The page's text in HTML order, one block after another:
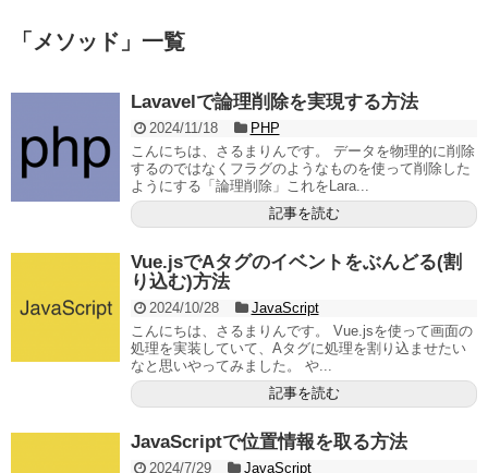
「 メソッド 」 一覧
Lavavelで論理削除を実現する方法
2024/11/18
PHP
こんにちは、さるまりんです。 データを物理的に削除
するのではなくフラグのようなものを使って削除した
ようにする「論理削除」これをLara...
記事を読む
Vue.jsでAタグのイベントをぶんどる(割
り込む)方法
2024/10/28
JavaScript
こんにちは、さるまりんです。 Vue.jsを使って画面の
処理を実装していて、Aタグに処理を割り込ませたい
なと思いやってみました。 や...
記事を読む
JavaScriptで位置情報を取る方法
2024/7/29
JavaScript